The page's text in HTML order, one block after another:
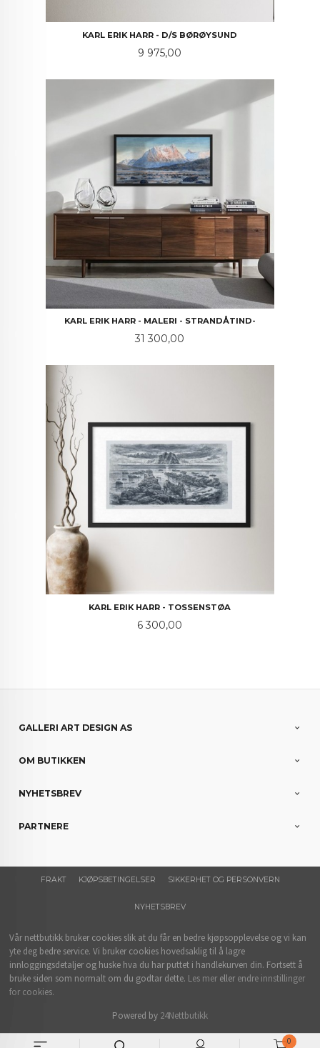
0
KARL ERIK HARR - D/S BØRØYSUND
Pris
9 975,00
KARL ERIK HARR - MALERI - STRANDÅTIND-
Pris
31 300,00
KARL ERIK HARR - TOSSENSTØA
Pris
6 300,00
GALLERI ART DESIGN AS
OM BUTIKKEN
NYHETSBREV
PARTNERE
FRAKT KJØPSBETINGELSER SIKKERHET OG PERSONVERN
NYHETSBREV
Vår nettbutikk bruker cookies slik at du får en bedre kjøpsopplevelse og vi kan
yte deg bedre service. Vi bruker cookies hovedsaklig til å lagre
innloggingsdetaljer og huske hva du har puttet i handlekurven din. Fortsett å
bruke siden som normalt om du godtar dette. Les mer eller endre innstillinger
for cookies.
Powered by 24Nettbutikk